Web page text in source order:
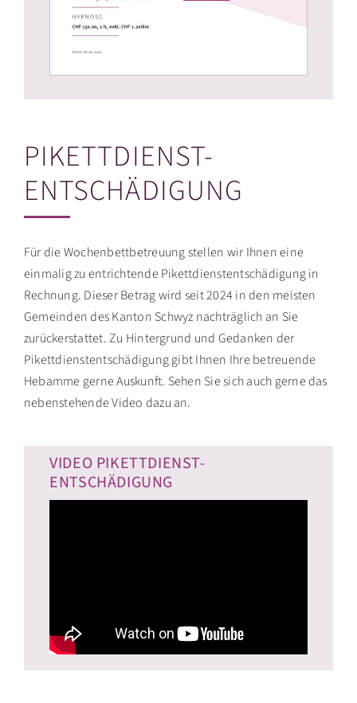
PIKETTDIENST-
ENTSCHÄDIGUNG
Für die Wochenbettbetreuung stellen wir Ihnen eine
einmalig zu entrichtende Pikettdienstentschädigung in
Rechnung. Dieser Betrag wird seit 2024 in den meisten
Gemeinden des Kanton Schwyz nachträglich an Sie
zurückerstattet. Zu Hintergrund und Gedanken der
Pikettdienstentschädigung gibt Ihnen Ihre betreuende
Hebamme gerne Auskunft. Sehen Sie sich auch gerne das
nebenstehende Video dazu an.
VIDEO PIKETTDIENST-
ENTSCHÄDIGUNG